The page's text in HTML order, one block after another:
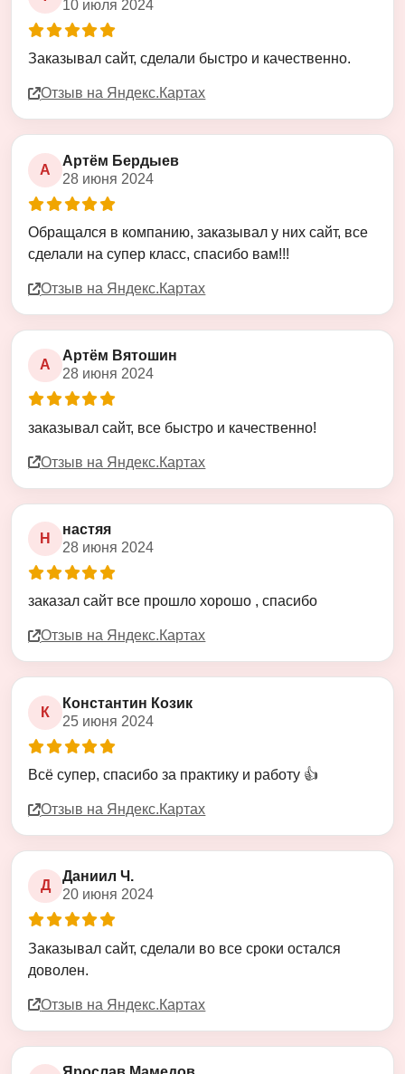
10 июля 2024
Заказывал сайт, сделали быстро и качественно.
Отзыв на Яндекс.Картах
А
Артём Бердыев
28 июня 2024
Обращался в компанию, заказывал у них сайт, все
сделали на супер класс, спасибо вам!!!
Отзыв на Яндекс.Картах
А
Артём Вятошин
28 июня 2024
заказывал сайт, все быстро и качественно!
Отзыв на Яндекс.Картах
Н
настяя
28 июня 2024
заказал сайт все прошло хорошо , спасибо
Отзыв на Яндекс.Картах
К
Константин Козик
25 июня 2024
Всё супер, спасибо за практику и работу 👍
Отзыв на Яндекс.Картах
Д
Даниил Ч.
20 июня 2024
Заказывал сайт, сделали во все сроки остался
доволен.
Отзыв на Яндекс.Картах